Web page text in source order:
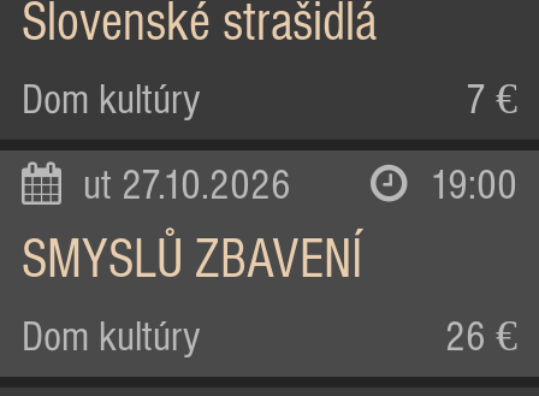
Slovenské strašidlá
Dom kultúry 7 €
ut 27.10.2026 19:00
SMYSLŮ ZBAVENÍ
Dom kultúry 26 €